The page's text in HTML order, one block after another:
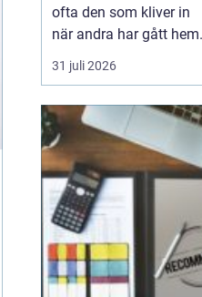
ofta den som kliver in
när andra har gått hem
för dagen. Under sena
kvällar, nätter och helger
människor på
äldreboenden, LSS-
boenden, inom
socialpsykiatrin och i
ord...
31 juli 2026